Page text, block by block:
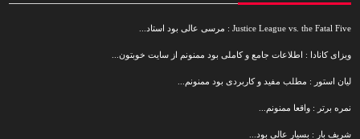
Justice League vs. the Fatal Five : مرسی عالی بود استاد...
ویزای کانادا : اطلاعات جامع و کاملی بود ممنونم از سایت خوبتون...
لیان استور : مطلب مفید و کاربردی بود ممنونم...
نمره برتر : واقعا ممنونم...
شریف بار : بسیار عالی بود...